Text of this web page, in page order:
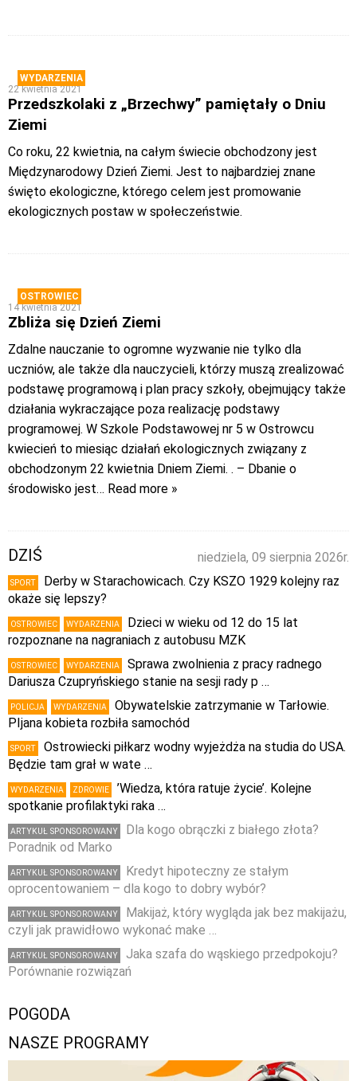
WYDARZENIA
22 kwietnia 2021
Przedszkolaki z „Brzechwy” pamiętały o Dniu
Ziemi
Co roku, 22 kwietnia, na całym świecie obchodzony jest
Międzynarodowy Dzień Ziemi. Jest to najbardziej znane
święto ekologiczne, którego celem jest promowanie
ekologicznych postaw w społeczeństwie.
OSTROWIEC
14 kwietnia 2021
Zbliża się Dzień Ziemi
Zdalne nauczanie to ogromne wyzwanie nie tylko dla
uczniów, ale także dla nauczycieli, którzy muszą zrealizować
podstawę programową i plan pracy szkoły, obejmujący także
działania wykraczające poza realizację podstawy
programowej. W Szkole Podstawowej nr 5 w Ostrowcu
kwiecień to miesiąc działań ekologicznych związany z
obchodzonym 22 kwietnia Dniem Ziemi. . – Dbanie o
środowisko jest… Read more »
niedziela, 09 sierpnia 2026r.
DZIŚ
SPORT
Derby w Starachowicach. Czy KSZO 1929 kolejny raz
okaże się lepszy?
OSTROWIEC WYDARZENIA
Dzieci w wieku od 12 do 15 lat
rozpoznane na nagraniach z autobusu MZK
OSTROWIEC WYDARZENIA
Sprawa zwolnienia z pracy radnego
Dariusza Czupryńskiego stanie na sesji rady p …
POLICJA WYDARZENIA
Obywatelskie zatrzymanie w Tarłowie.
PIjana kobieta rozbiła samochód
SPORT
Ostrowiecki piłkarz wodny wyjeżdża na studia do USA.
Będzie tam grał w wate …
WYDARZENIA ZDROWIE
’Wiedza, która ratuje życie’. Kolejne
spotkanie profilaktyki raka …
ARTYKUŁ SPONSOROWANY
Dla kogo obrączki z białego złota?
Poradnik od Marko
ARTYKUŁ SPONSOROWANY
Kredyt hipoteczny ze stałym
oprocentowaniem – dla kogo to dobry wybór?
ARTYKUŁ SPONSOROWANY
Makijaż, który wygląda jak bez makijażu,
czyli jak prawidłowo wykonać make …
ARTYKUŁ SPONSOROWANY
Jaka szafa do wąskiego przedpokoju?
Porównanie rozwiązań
POGODA
NASZE PROGRAMY